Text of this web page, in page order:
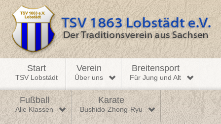
Start
TSV Lobstädt
Verein
Über uns
Breitensport
Für Jung und Alt
Fußball
Alle Klassen
Karate
Bushido-Zhong-Ryu